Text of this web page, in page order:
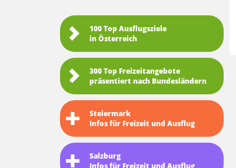
100 Top Ausflugsziele
in Österreich
300 Top Freizeitangebote
präsentiert nach Bundesländern
Steiermark
Infos für Freizeit und Ausflug
Salzburg
Infos für Freizeit und Ausflug